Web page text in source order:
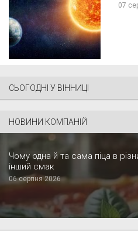
07
СЬОГОДНІ У ВІННИЦІ
НОВИНИ КОМПАНІЙ
Чому одна й та сама піца в
інший смак
06 серпня 2026